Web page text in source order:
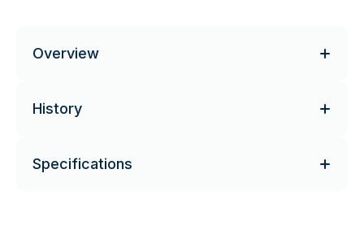
Overview
History
Specifications